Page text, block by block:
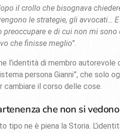
il crollo che bisognava
le strategie, gli avvocati…
preoccupare e di cui non mi
che finisse meglio”.
l’identità di membro
persona Gianni”, che solo
cambiare il corso delle cose.
che non si vedono
tipo ne è piena la Storia.